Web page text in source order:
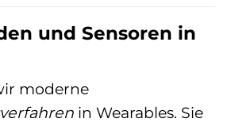
und Sensoren in
moderne
in Wearables. Sie